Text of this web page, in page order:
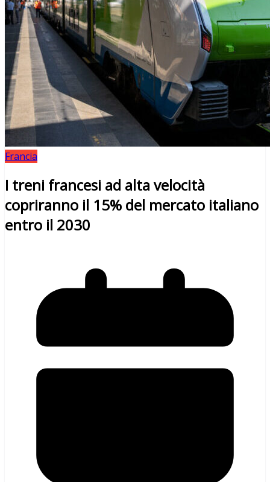
Francia
I treni francesi ad alta velocità
copriranno il 15% del mercato italiano
entro il 2030